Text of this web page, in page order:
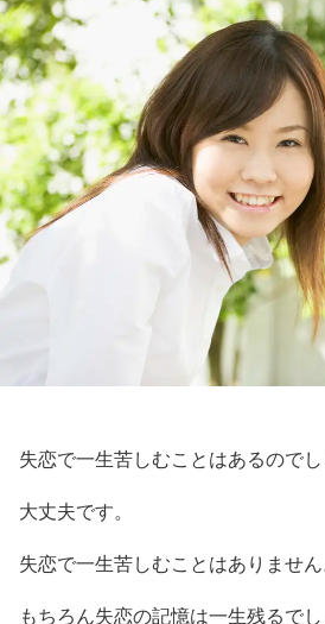
失恋で一生苦しむことはあるのでし
大丈夫です。
失恋で一生苦しむことはありません
もちろん失恋の記憶は一生残るでし